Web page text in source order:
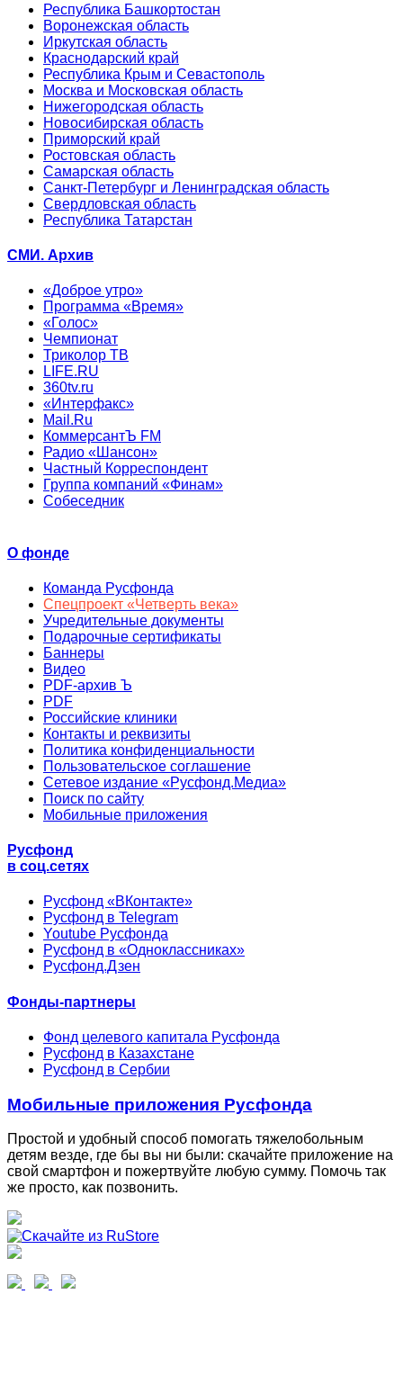
Республика Башкортостан
Воронежская область
Иркутская область
Краснодарский край
Республика Крым и Севастополь
Москва и Московская область
Нижегородская область
Новосибирская область
Приморский край
Ростовская область
Самарская область
Санкт-Петербург и Ленинградская область
Свердловская область
Республика Татарстан
СМИ. Архив
«Доброе утро»
Программа «Время»
«Голос»
Чемпионат
Триколор ТВ
LIFE.RU
360tv.ru
«Интерфакс»
Mail.Ru
КоммерсантЪ FM
Радио «Шансон»
Частный Корреспондент
Группа компаний «Финам»
Собеседник
О фонде
Команда Русфонда
Спецпроект «Четверть века»
Учредительные документы
Подарочные сертификаты
Баннеры
Видео
PDF-архив Ъ
PDF
Российские клиники
Контакты и реквизиты
Политика конфиденциальности
Пользовательское соглашение
Сетевое издание «Русфонд.Медиа»
Поиск по сайту
Мобильные приложения
Русфонд
в соц.сетях
Русфонд «ВКонтакте»
Русфонд в Telegram
Youtube Русфонда
Русфонд в «Одноклассниках»
Русфонд.Дзен
Фонды-партнеры
Фонд целевого капитала Русфонда
Русфонд в Казахстане
Русфонд в Сербии
Мобильные приложения Русфонда
Простой и удобный способ помогать тяжелобольным
детям везде, где бы вы ни были: скачайте приложение на
свой смартфон и пожертвуйте любую сумму. Помочь так
же просто, как позвонить.